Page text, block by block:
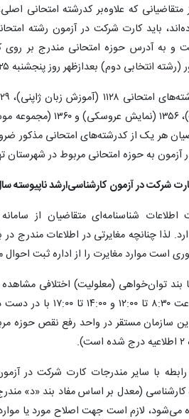
از متقاضیانی که علاوه‌بر کدرشته
باید کارت شرکت در آزمون رشته
به آدرس حوزه امتحانی مندرج بر روی
دوم) بعدازظهر روز پنجشنبه ۲۵ تیرماه ۱۴۰۵ است.
طراحی محیط زیست)،
هر یک از کدرشته‌های امتحانی مذکور
به حوزه امتحانی مربوط در شهرستان
شرکت در آزمون‌ کارشناسی‌ارشد ناپیوسته‌ سال‌
اطلاعات شناسنامه‌ای متقاضیان از
است موارد مغایرت را از اداره ثبت
با بند توان‌خواهی (معلولیت) اختلافی
۲۴ تیرماه ۱۴۰۵ از
این سازمان مستقر در واحد رفع نقص حوزه
با سایر مندرجات‌ کارت شرکت در
(معدل بر اساس مفاد بند «د‍» مندرج